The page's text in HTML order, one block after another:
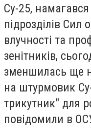
Су-25, намагався
підрозділів
влучності та
зенітників,
зменшилась ще
на штурмовик
трикутник" для
повідомили в